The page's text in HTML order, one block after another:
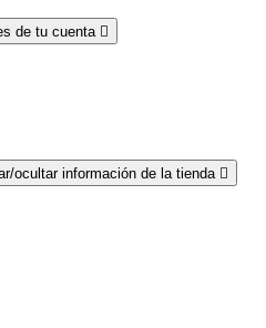
de tu cuenta 
ocultar información de la tienda 